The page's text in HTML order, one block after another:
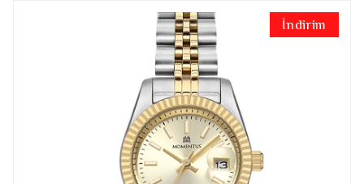
İndirim